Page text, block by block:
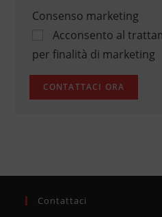
Consenso marketing
Acconsento al
per finalità di marketing
Contattaci